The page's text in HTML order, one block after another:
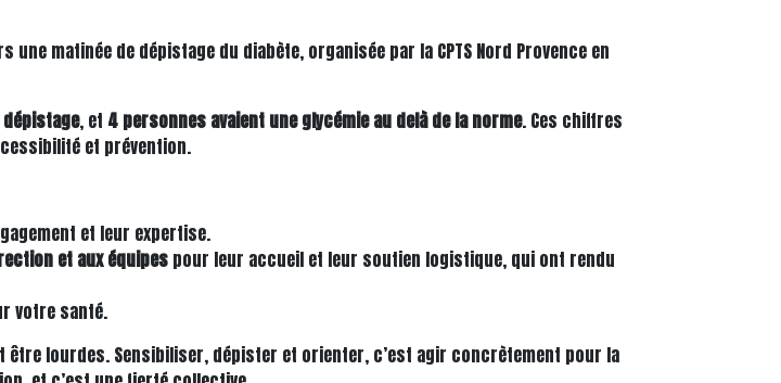
matinée de dépistage du diabète, organisée par la CPTS Nord Provence en
, et 4 personnes ​avaient une glycémie au delà de la norme. Ces chiffres
et prévention.
et leur expertise.
et aux équipes pour leur accueil et leur soutien logistique, qui ont rendu
votre santé.
être lourdes. Sensibiliser, dépister et orienter, c’est agir concrètement pour la